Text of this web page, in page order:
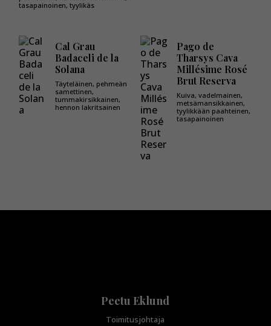
tasapainoinen, tyylikäs
Cal Grau
Badaceli de la
Solana
Täyteläinen, pehmeän
samettinen,
tummakirsikkainen,
hennon lakritsainen
Pago de
Tharsys Cava
Millésime Rosé
Brut Reserva
Kuiva, vadelmainen,
metsämansikkainen,
tyylikkään paahteinen,
tasapainoinen
Peetu Eklund
Toimitusjohtaja